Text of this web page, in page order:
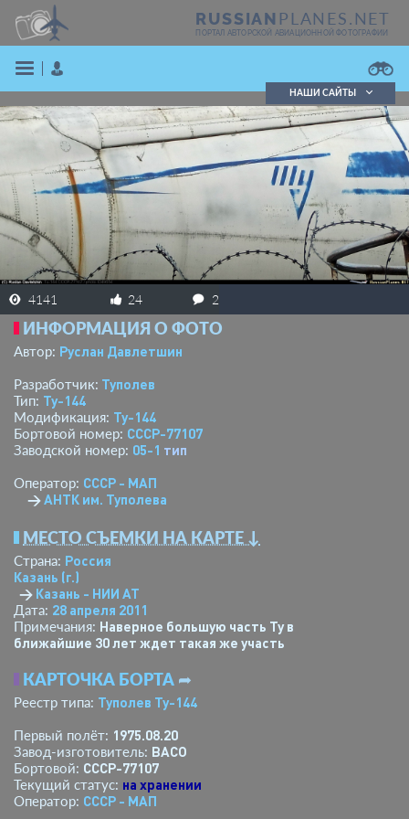
RUSSIAN PLANES.NET
ПОРТАЛ АВТОРСКОЙ АВИАЦИОННОЙ ФОТОГРАФИИ
ЗАРЕГИСТРИРОВАТЬСЯ
Поиск фотографий
Поиск в реестре
Подробно
НАШИ САЙТЫ
4141 24 2
ИНФОРМАЦИЯ О ФОТО
Автор: Руслан Давлетшин
Разработчик: Туполев
Тип: Ту-144
Модификация: Ту-144
Бортовой номер: СССР-77107
Заводской номер: 05-1 тип
Оператор: СССР - МАП
→АНТК им. Туполева
МЕСТО СЪЕМКИ НА КАРТЕ ↓
Страна: Россия
Казань (г.)
→ Казань - НИИ АТ
Дата: 28 апреля 2011
Примечания: Наверное большую часть Ту в
ближайшие 30 лет ждет такая же участь
КАРТОЧКА БОРТА ➦
Реестр типа: Туполев Ту-144
Первый полёт: 1975.08.20
Завод-изготовитель: ВАСО
Бортовой: СССР-77107
Текущий статус: на хранении
Оператор: СССР - МАП